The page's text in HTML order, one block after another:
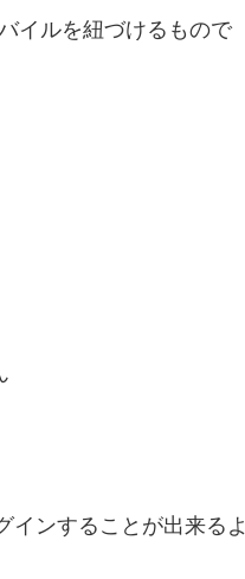
イルを紐づけるもので
インすることが出来るよ